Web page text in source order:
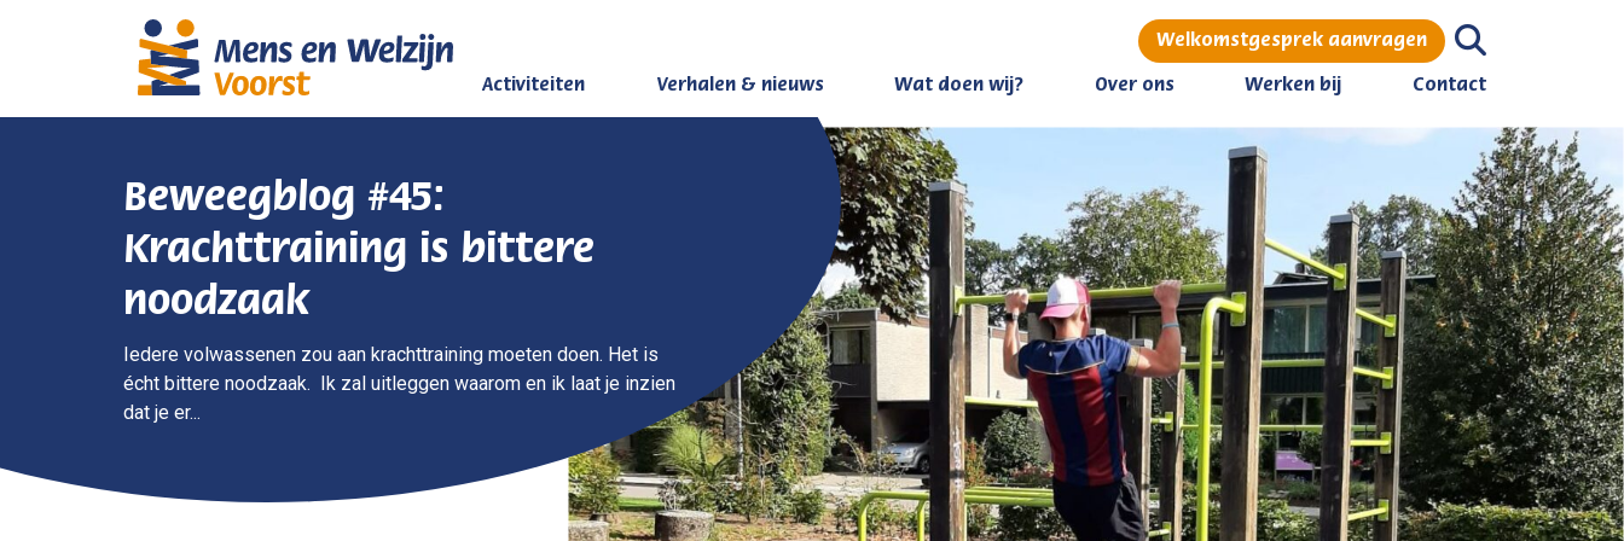
Welkomstgesprek aanvragen
Activiteiten Verhalen & nieuws Wat doen wij? Over ons Werken bij Contact
Beweegblog #45:
Krachttraining is bittere
noodzaak
Iedere volwassenen zou aan krachttraining moeten doen. Het is
écht bittere noodzaak. Ik zal uitleggen waarom en ik laat je inzien
dat je er...